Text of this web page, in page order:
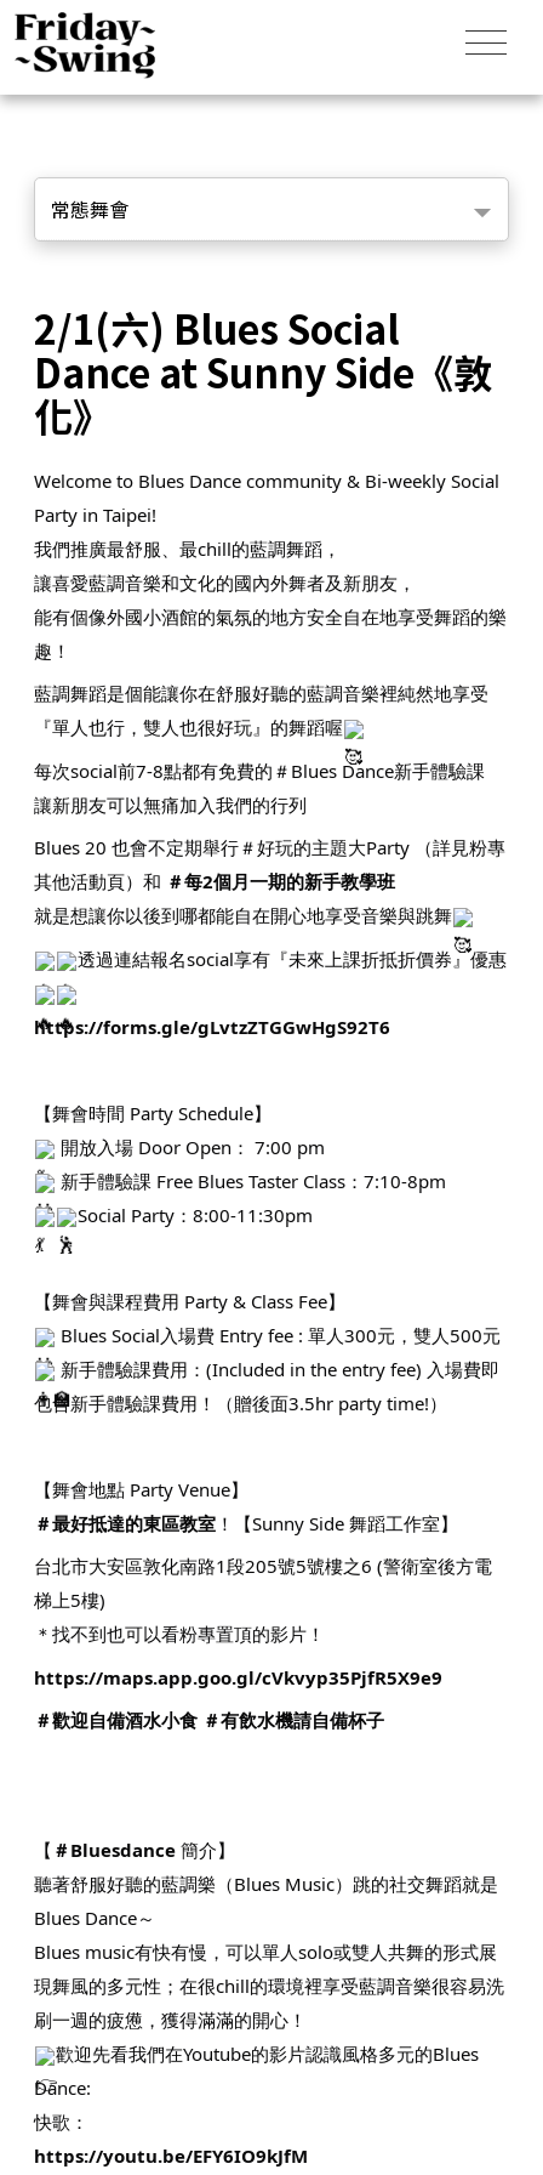
常態舞會
2/1(六) Blues Social
Dance at Sunny Side《敦
化》
Welcome to Blues Dance community & Bi-weekly Social
Party in Taipei!
我們推廣最舒服、最chill的藍調舞蹈，
讓喜愛藍調音樂和文化的國內外舞者及新朋友，
能有個像外國小酒館的氣氛的地方安全自在地享受舞蹈的樂
趣！
藍調舞蹈是個能讓你在舒服好聽的藍調音樂裡純然地享受
『單人也行，雙人也很好玩』的舞蹈喔
每次social前7-8點都有免費的＃Blues Dance新手體驗課
讓新朋友可以無痛加入我們的行列
Blues 20 也會不定期舉行＃好玩的主題大Party （詳見粉專
其他活動頁）和 ＃每2個月一期的新手教學班
就是想讓你以後到哪都能自在開心地享受音樂與跳舞
透過連結報名social享有『未來上課折抵折價券』優惠
https://forms.gle/gLvtzZTGGwHgS92T6
【舞會時間 Party Schedule】
開放入場 Door Open： 7:00 pm
新手體驗課 Free Blues Taster Class：7:10-8pm
Social Party：8:00-11:30pm
【舞會與課程費用 Party & Class Fee】
Blues Social入場費 Entry fee : 單人300元，雙人500元
新手體驗課費用：(Included in the entry fee) 入場費即
包含新手體驗課費用！（贈後面3.5hr party time!）
【舞會地點 Party Venue】
＃最好抵達的東區教室 ！【Sunny Side 舞蹈工作室】
台北市大安區敦化南路1段205號5號樓之6 (警衛室後方電
梯上5樓)
＊找不到也可以看粉專置頂的影片！
https://maps.app.goo.gl/cVkvyp35PjfR5X9e9
＃歡迎自備酒水小食 ＃有飲水機請自備杯子
【 ＃Bluesdance 簡介】
聽著舒服好聽的藍調樂（Blues Music）跳的社交舞蹈就是
Blues Dance～
Blues music有快有慢，可以單人solo或雙人共舞的形式展
現舞風的多元性；在很chill的環境裡享受藍調音樂很容易洗
刷一週的疲憊，獲得滿滿的開心！
歡迎先看我們在Youtube的影片認識風格多元的Blues
Dance:
快歌：
https://youtu.be/EFY6IO9kJfM